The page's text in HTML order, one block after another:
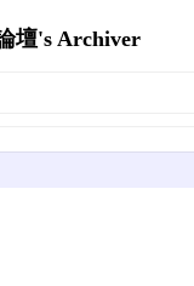
壇's Archiver